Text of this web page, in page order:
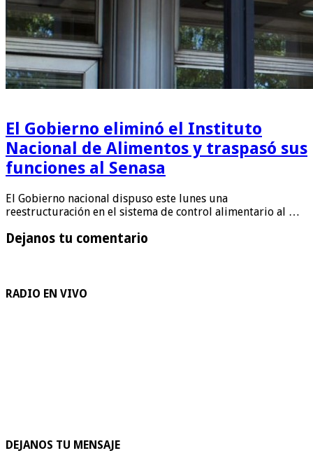
El Gobierno eliminó el Instituto
Nacional de Alimentos y traspasó sus
funciones al Senasa
El Gobierno nacional dispuso este lunes una
reestructuración en el sistema de control alimentario al …
Dejanos tu comentario
RADIO EN VIVO
DEJANOS TU MENSAJE